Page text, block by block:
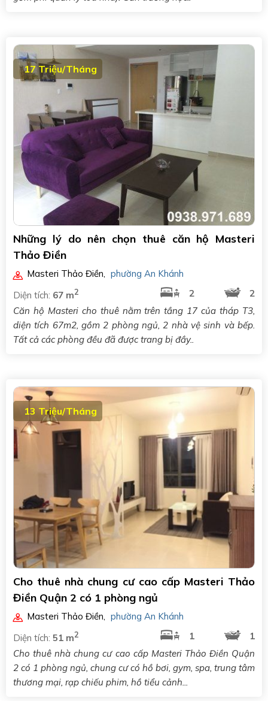
17 Triệu/Tháng
Những lý do nên chọn thuê căn hộ Masteri
Thảo Điền
Masteri Thảo Điền, phường An Khánh
Diện tích: 67 m2 2
2
Căn hộ Masteri cho thuê nằm trên tầng 17 của tháp T3,
diện tích 67m2, gồm 2 phòng ngủ, 2 nhà vệ sinh và bếp.
Tất cả các phòng đều đã được trang bị đầy..
13 Triệu/Tháng
Cho thuê nhà chung cư cao cấp Masteri Thảo
Điền Quận 2 có 1 phòng ngủ
Masteri Thảo Điền
phường An Khánh
Diện tích: 51 m2 1
1
Cho thuê nhà chung cư cao cấp Masteri Thảo Điền Quận
2 có 1 phòng ngủ, chung cư có hồ bơi, gym, spa, trung tâm
thương mại, rạp chiếu phim, hồ tiểu cảnh...